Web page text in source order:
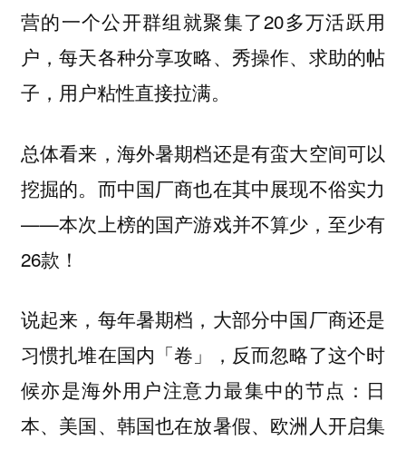
营的一个公开群组就聚集了20多万活跃用
户，每天各种分享攻略、秀操作、求助的帖
子，用户粘性直接拉满。
总体看来，海外暑期档还是有蛮大空间可以
挖掘的。而中国厂商也在其中展现不俗实力
——本次上榜的国产游戏并不算少，至少有
26款！
说起来，每年暑期档，大部分中国厂商还是
习惯扎堆在国内「卷」，反而忽略了这个时
候亦是海外用户注意力最集中的节点：日
本、美国、韩国也在放暑假、欧洲人开启集